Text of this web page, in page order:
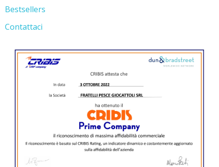
Bestsellers
Contattaci